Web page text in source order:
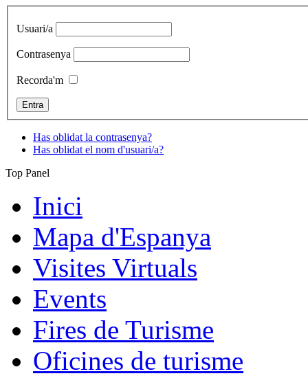
Usuari/a
Contrasenya
Recorda'm
Has oblidat la contrasenya?
Has oblidat el nom d'usuari/a?
Top Panel
Inici
Mapa d'Espanya
Visites Virtuals
Events
Fires de Turisme
Oficines de turisme